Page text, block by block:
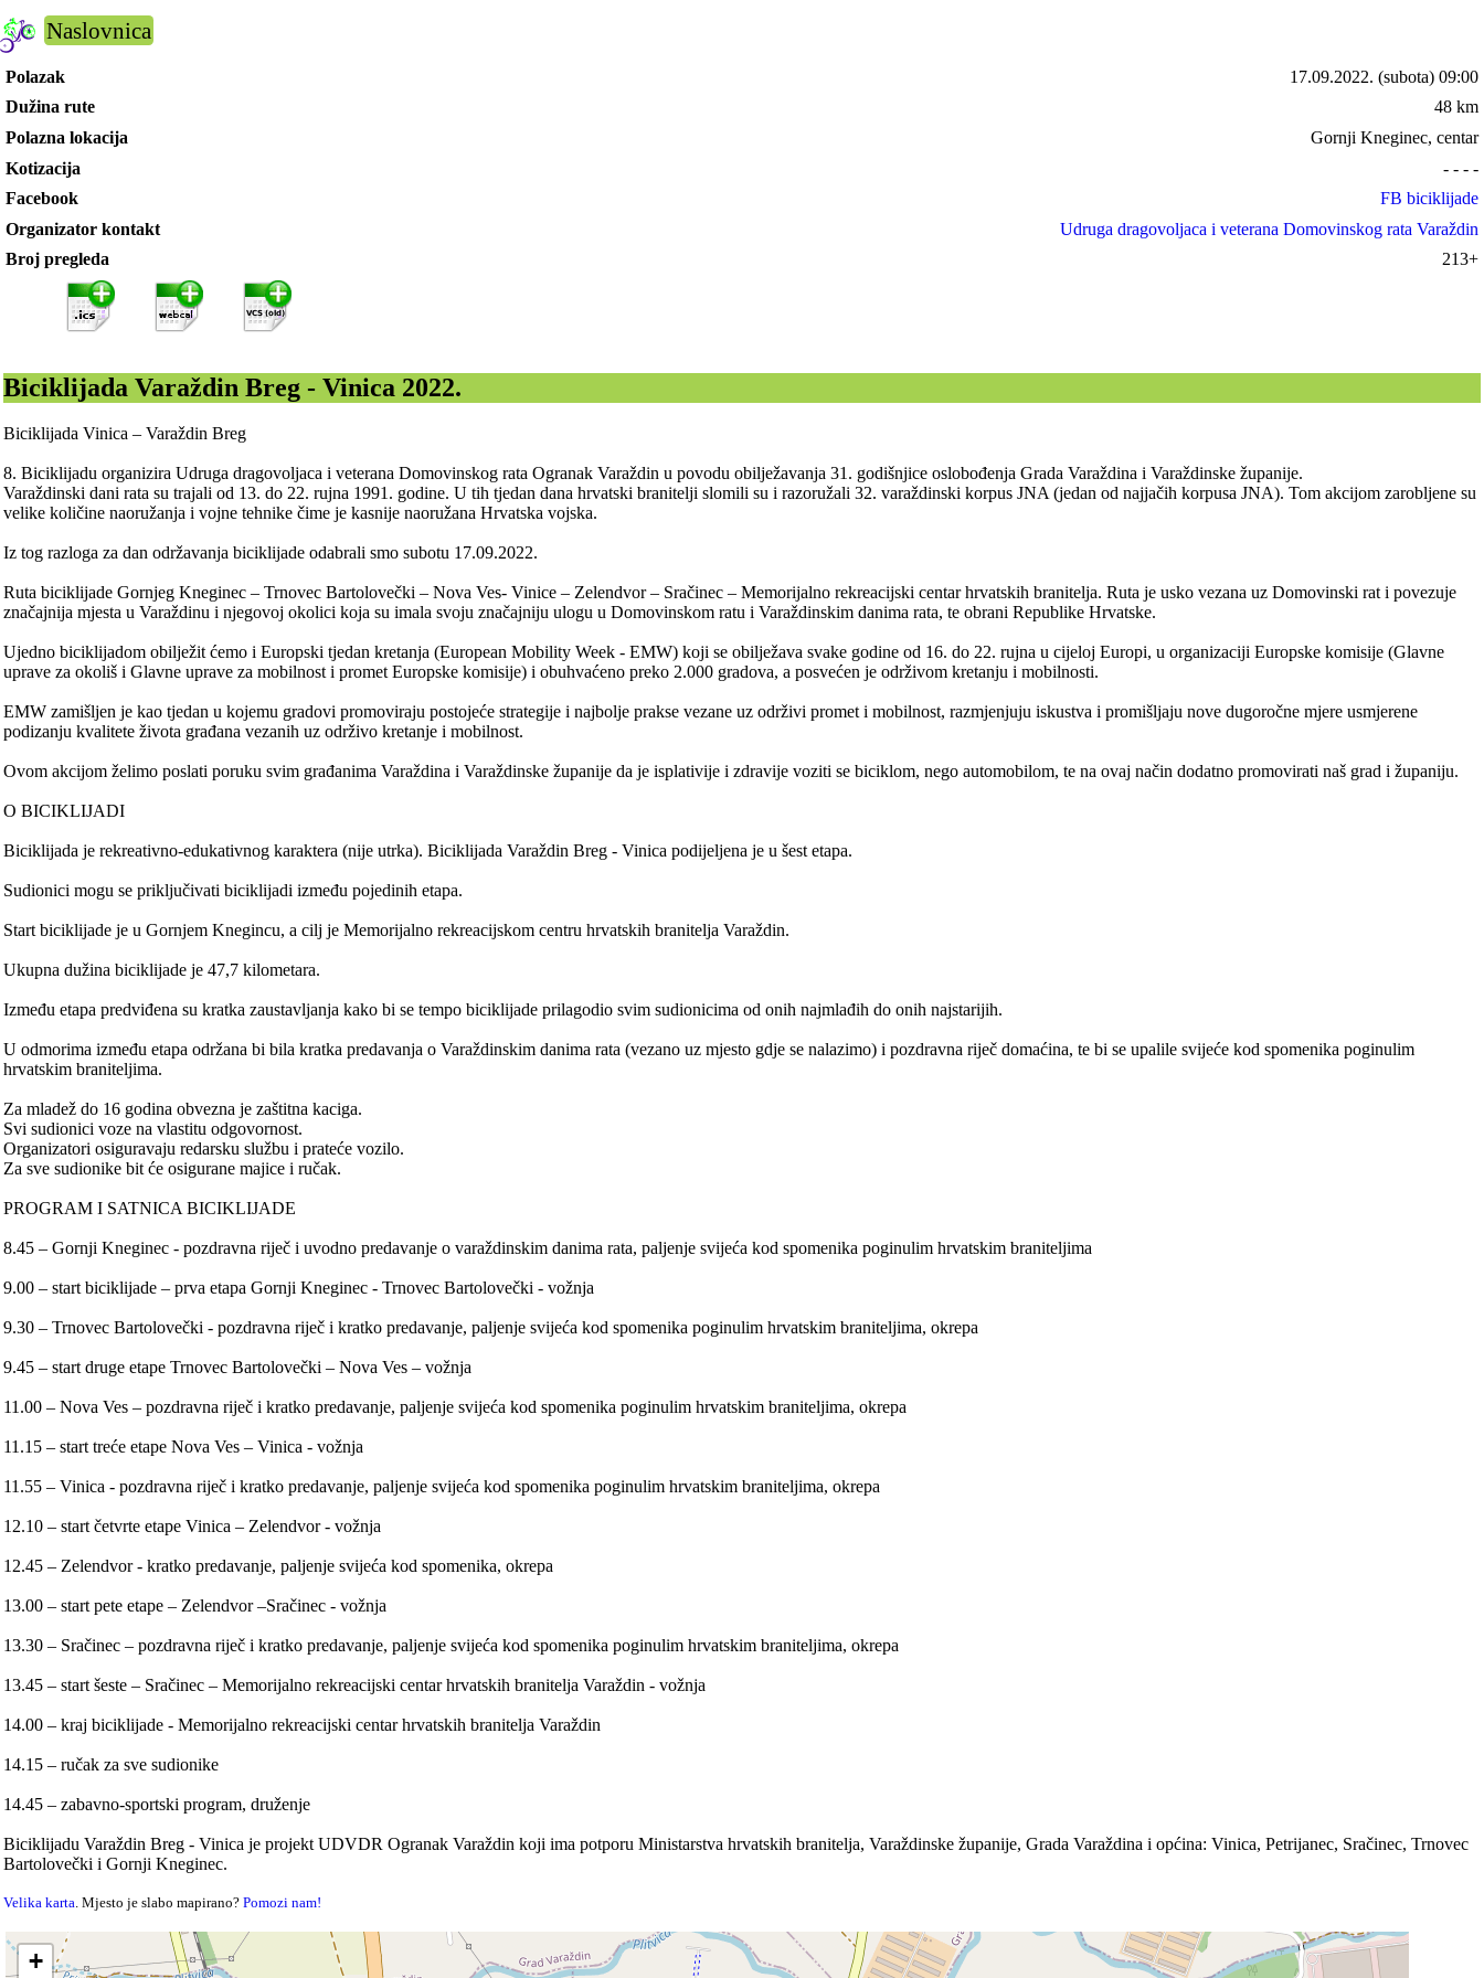
Naslovnica
Polazak 17.09.2022. (subota) 09:00
Dužina rute
48 km
Polazna lokacija
Gornji Kneginec, centar
Kotizacija
- - - -
Facebook
FB biciklijade
Organizator kontakt
Udruga dragovoljaca i veterana Domovinskog rata Varaždin
Broj pregleda
213+
Biciklijada Varaždin Breg - Vinica 2022.
Biciklijada Vinica – Varaždin Breg
8. Biciklijadu organizira Udruga dragovoljaca i veterana Domovinskog rata Ogranak Varaždin u povodu obilježavanja 31. godišnjice oslobođenja Grada Varaždina i Varaždinske županije.
Varaždinski dani rata su trajali od 13. do 22. rujna 1991. godine. U tih tjedan dana hrvatski branitelji slomili su i razoružali 32. varaždinski korpus JNA (jedan od najjačih korpusa JNA). Tom akcijom zarobljene su
velike količine naoružanja i vojne tehnike čime je kasnije naoružana Hrvatska vojska.
Iz tog razloga za dan održavanja biciklijade odabrali smo subotu 17.09.2022.
Ruta biciklijade Gornjeg Kneginec – Trnovec Bartolovečki – Nova Ves- Vinice – Zelendvor – Sračinec – Memorijalno rekreacijski centar hrvatskih branitelja. Ruta je usko vezana uz Domovinski rat i povezuje
značajnija mjesta u Varaždinu i njegovoj okolici koja su imala svoju značajniju ulogu u Domovinskom ratu i Varaždinskim danima rata, te obrani Republike Hrvatske.
Ujedno biciklijadom obilježit ćemo i Europski tjedan kretanja (European Mobility Week - EMW) koji se obilježava svake godine od 16. do 22. rujna u cijeloj Europi, u organizaciji Europske komisije (Glavne
uprave za okoliš i Glavne uprave za mobilnost i promet Europske komisije) i obuhvaćeno preko 2.000 gradova, a posvećen je održivom kretanju i mobilnosti.
EMW zamišljen je kao tjedan u kojemu gradovi promoviraju postojeće strategije i najbolje prakse vezane uz održivi promet i mobilnost, razmjenjuju iskustva i promišljaju nove dugoročne mjere usmjerene
podizanju kvalitete života građana vezanih uz održivo kretanje i mobilnost.
Ovom akcijom želimo poslati poruku svim građanima Varaždina i Varaždinske županije da je isplativije i zdravije voziti se biciklom, nego automobilom, te na ovaj način dodatno promovirati naš grad i županiju.
O BICIKLIJADI
Biciklijada je rekreativno-edukativnog karaktera (nije utrka). Biciklijada Varaždin Breg - Vinica podijeljena je u šest etapa.
Sudionici mogu se priključivati biciklijadi između pojedinih etapa.
Start biciklijade je u Gornjem Knegincu, a cilj je Memorijalno rekreacijskom centru hrvatskih branitelja Varaždin.
Ukupna dužina biciklijade je 47,7 kilometara.
Između etapa predviđena su kratka zaustavljanja kako bi se tempo biciklijade prilagodio svim sudionicima od onih najmlađih do onih najstarijih.
U odmorima između etapa održana bi bila kratka predavanja o Varaždinskim danima rata (vezano uz mjesto gdje se nalazimo) i pozdravna riječ domaćina, te bi se upalile svijeće kod spomenika poginulim
hrvatskim braniteljima.
Za mladež do 16 godina obvezna je zaštitna kaciga.
Svi sudionici voze na vlastitu odgovornost.
Organizatori osiguravaju redarsku službu i prateće vozilo.
Za sve sudionike bit će osigurane majice i ručak.
PROGRAM I SATNICA BICIKLIJADE
8.45 – Gornji Kneginec - pozdravna riječ i uvodno predavanje o varaždinskim danima rata, paljenje svijeća kod spomenika poginulim hrvatskim braniteljima
9.00 – start biciklijade – prva etapa Gornji Kneginec - Trnovec Bartolovečki - vožnja
9.30 – Trnovec Bartolovečki - pozdravna riječ i kratko predavanje, paljenje svijeća kod spomenika poginulim hrvatskim braniteljima, okrepa
9.45 – start druge etape Trnovec Bartolovečki – Nova Ves – vožnja
11.00 – Nova Ves – pozdravna riječ i kratko predavanje, paljenje svijeća kod spomenika poginulim hrvatskim braniteljima, okrepa
11.15 – start treće etape Nova Ves – Vinica - vožnja
11.55 – Vinica - pozdravna riječ i kratko predavanje, paljenje svijeća kod spomenika poginulim hrvatskim braniteljima, okrepa
12.10 – start četvrte etape Vinica – Zelendvor - vožnja
12.45 – Zelendvor - kratko predavanje, paljenje svijeća kod spomenika, okrepa
13.00 – start pete etape – Zelendvor –Sračinec - vožnja
13.30 – Sračinec – pozdravna riječ i kratko predavanje, paljenje svijeća kod spomenika poginulim hrvatskim braniteljima, okrepa
13.45 – start šeste – Sračinec – Memorijalno rekreacijski centar hrvatskih branitelja Varaždin - vožnja
14.00 – kraj biciklijade - Memorijalno rekreacijski centar hrvatskih branitelja Varaždin
14.15 – ručak za sve sudionike
14.45 – zabavno-sportski program, druženje
Biciklijadu Varaždin Breg - Vinica je projekt UDVDR Ogranak Varaždin koji ima potporu Ministarstva hrvatskih branitelja, Varaždinske županije, Grada Varaždina i općina: Vinica, Petrijanec, Sračinec, Trnovec
Bartolovečki i Gornji Kneginec.
Velika karta. Mjesto je slabo mapirano?Pomozi nam!
+